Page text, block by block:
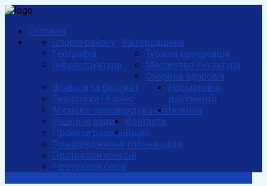
Головна
Ужгородщина
Історія району
Географія
Інфраструктура
Туризм і рекреація
Мистецтво і культура
Охорона здоров'я
Фінанси та бюджет
Економіка і бізнес
Місцеве самоврядування
Нормативні
документи
Рішення ради
Проекти рішень
Розпорядження голови ради
Протоколи комісій
Протоколи сесій
Новини
Контакти
Відео